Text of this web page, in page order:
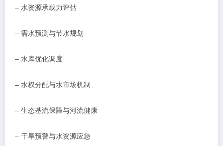
– 水资源承载力评估
– 需水预测与节水规划
– 水库优化调度
– 水权分配与水市场机制
– 生态基流保障与河流健康
– 干旱预警与水资源应急